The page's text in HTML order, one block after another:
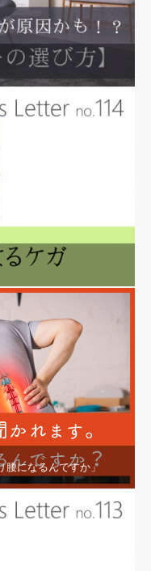
腰になるんですか」